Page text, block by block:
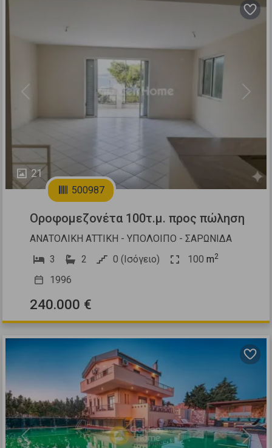
21
Previous Next
500987
Οροφομεζονέτα 100τ.μ. προς πώληση
ΑΝΑΤΟΛΙΚΗ ΑΤΤΙΚΗ - ΥΠΟΛΟΙΠΟ - ΣΑΡΩΝΙΔΑ
3
2 0 (Ισόγειο) 100 m2
1996
240.000 €
Previous Next